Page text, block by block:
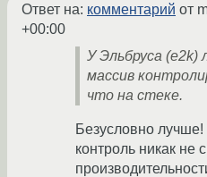
Ответ на: комментарий от
+00:00
У Эльбруса
массив
что на стеке.
Безусловно
контроль никак не